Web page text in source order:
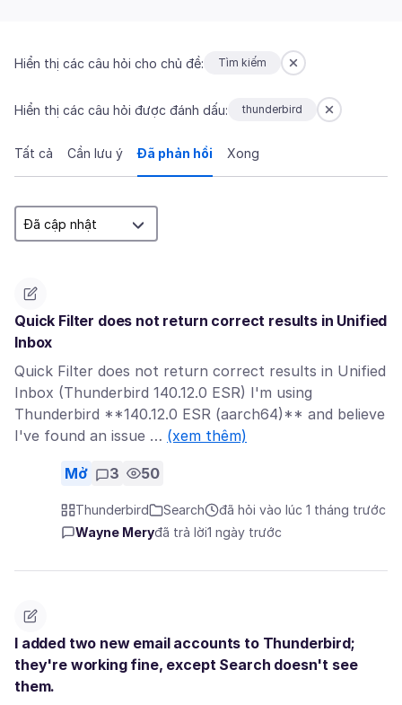
Hiển thị các câu hỏi cho chủ đề: Tìm kiếm
Hiển thị các câu hỏi được đánh dấu: thunderbird
Tất cả Cần lưu ý Đã phản hồi Xong
Quick Filter does not return correct results in Unified
Inbox
Quick Filter does not return correct results in Unified
Inbox (Thunderbird 140.12.0 ESR) I'm using
Thunderbird **140.12.0 ESR (aarch64)** and believe
I've found an issue … (xem thêm)
Mở 3 50
Thunderbird Search
đã hỏi vào lúc 1 tháng trước
Wayne Meryđã trả lời1 ngày trước
I added two new email accounts to Thunderbird;
they're working fine, except Search doesn't see
them.